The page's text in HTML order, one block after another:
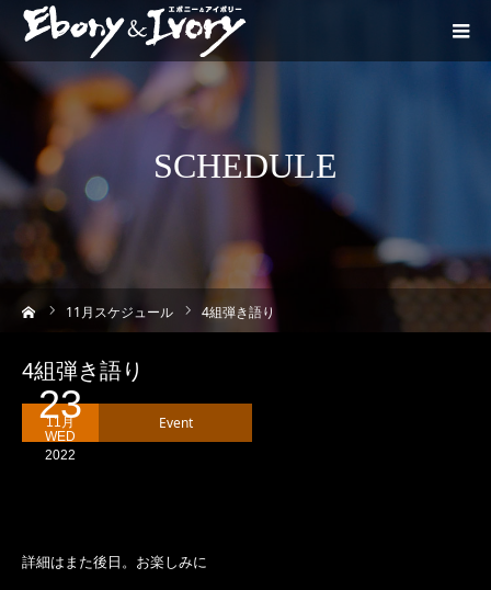
SCHEDULE
11 月スケジュール 4組弾き語り
4組弾き語り
11月
23
WED
2022
Event
詳細はまた後日。お楽しみに